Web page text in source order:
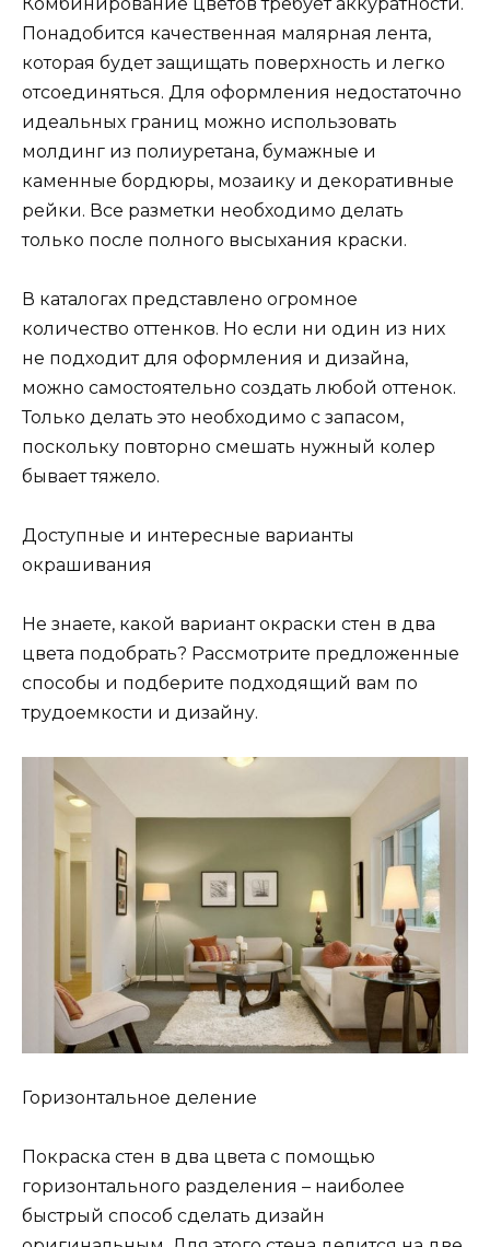
Понадобится качественная малярная лента,
которая будет защищать поверхность и легко
отсоединяться. Для оформления недостаточно
идеальных границ можно использовать
молдинг из полиуретана, бумажные и
каменные бордюры, мозаику и декоративные
рейки. Все разметки необходимо делать
только после полного высыхания краски.
В каталогах представлено огромное
количество оттенков. Но если ни один из них
не подходит для оформления и дизайна,
можно самостоятельно создать любой оттенок.
Только делать это необходимо с запасом,
поскольку повторно смешать нужный колер
бывает тяжело.
Доступные и интересные варианты
окрашивания
Не знаете, какой вариант окраски стен в два
цвета подобрать? Рассмотрите предложенные
способы и подберите подходящий вам по
трудоемкости и дизайну.
Горизонтальное деление
Покраска стен в два цвета с помощью
горизонтального разделения – наиболее
быстрый способ сделать дизайн